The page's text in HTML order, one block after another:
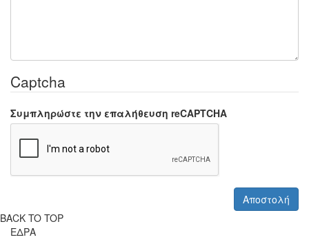
Captcha
Συμπληρώστε την επαλήθευση reCAPTCHA
BACK TO TOP
ΕΔΡΑ